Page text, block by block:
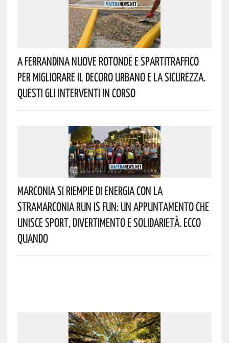
A Ferrandina Nuove Rotonde E Spartitraffico
Per Migliorare Il Decoro Urbano E La Sicurezza.
Questi Gli Interventi In Corso
Marconia Si Riempie Di Energia Con La
StraMarconia Run Is Fun: Un Appuntamento Che
Unisce Sport, Divertimento E Solidarietà. Ecco
Quando